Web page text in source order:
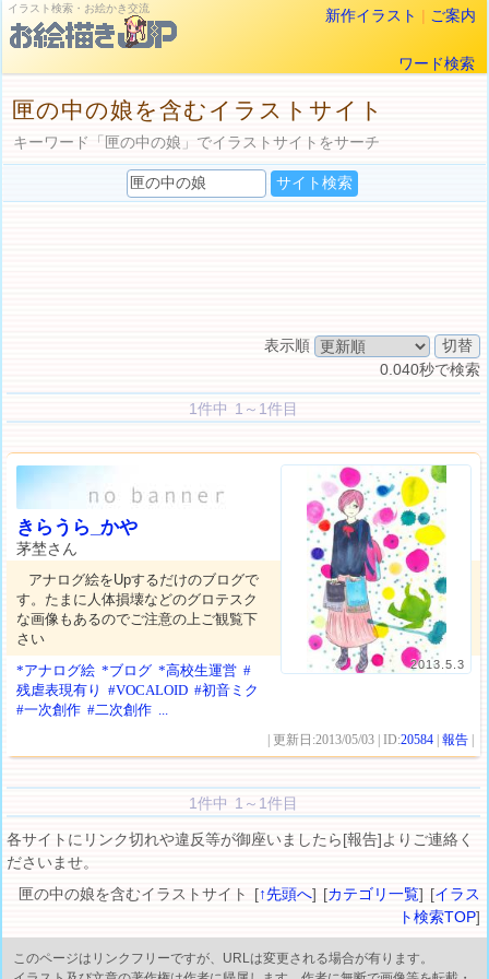
イラスト検索・お絵かき交流 新作イラスト | ご案内
ワード検索
匣の中の娘を含むイラストサイト
キーワード「匣の中の娘」でイラストサイトをサーチ
表示順
0.040秒で検索
1件中 1～1件目
2013.5.3
きらうら_かや
茅埜さん
アナログ絵をUpするだけのブログで
す。たまに人体損壊などのグロテスク
な画像もあるのでご注意の上ご観覧下
さい
*アナログ絵 *ブログ *高校生運営 #
残虐表現有り
#VOCALOID #初音ミク
#一次創作 #二次創作 ...
| 更新日:2013/05/03 | ID:20584 |報告
1件中 1～1件目
各サイトにリンク切れや違反等が御座いましたら[報告]よりご連絡く
ださいませ。
匣の中の娘を含むイラストサイト [↑先頭へ] [カテゴリ一覧] [イラス
ト検索TOP]
このページはリンクフリーですが、URLは変更される場合が有ります。